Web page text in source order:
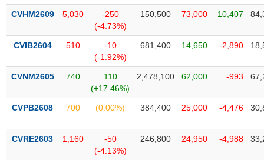
CVHM2609 5,030
-250
(-4.73%)
150,500 73,000 10,407
CVIB2604 510
-10
(-1.92%)
681,400 14,650 -2,890
CVNM2605 740
110
(+17.46%)
2,478,100 62,000 -993
CVPB2608 700 (0.00%) 384,400 25,000 -4,476
CVRE2603 1,160
-50
(-4.13%)
246,800 24,950 -4,988
Tin
Bài
viết
tác
giả